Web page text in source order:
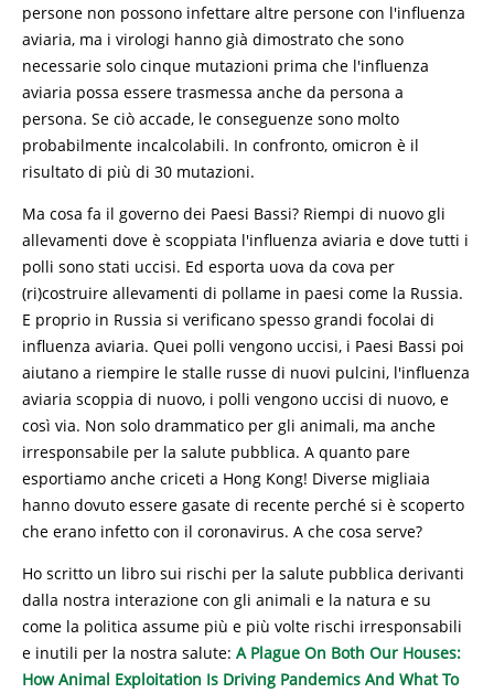
persone non possono infettare altre persone con l'influenza
aviaria, ma i virologi hanno già dimostrato che sono
necessarie solo cinque mutazioni prima che l'influenza
aviaria possa essere trasmessa anche da persona a
persona. Se ciò accade, le conseguenze sono molto
probabilmente incalcolabili. In confronto, omicron è il
risultato di più di 30 mutazioni.
Ma cosa fa il governo dei Paesi Bassi? Riempi di nuovo gli
allevamenti dove è scoppiata l'influenza aviaria e dove tutti i
polli sono stati uccisi. Ed esporta uova da cova per
(ri)costruire allevamenti di pollame in paesi come la Russia.
E proprio in Russia si verificano spesso grandi focolai di
influenza aviaria. Quei polli vengono uccisi, i Paesi Bassi poi
aiutano a riempire le stalle russe di nuovi pulcini, l'influenza
aviaria scoppia di nuovo, i polli vengono uccisi di nuovo, e
così via. Non solo drammatico per gli animali, ma anche
irresponsabile per la salute pubblica. A quanto pare
esportiamo anche criceti a Hong Kong! Diverse migliaia
hanno dovuto essere gasate di recente perché si è scoperto
che erano infetto con il coronavirus. A che cosa serve?
Ho scritto un libro sui rischi per la salute pubblica derivanti
dalla nostra interazione con gli animali e la natura e su
come la politica assume più e più volte rischi irresponsabili
e inutili per la nostra salute: A Plague On Both Our Houses:
How Animal Exploitation Is Driving Pandemics And What To